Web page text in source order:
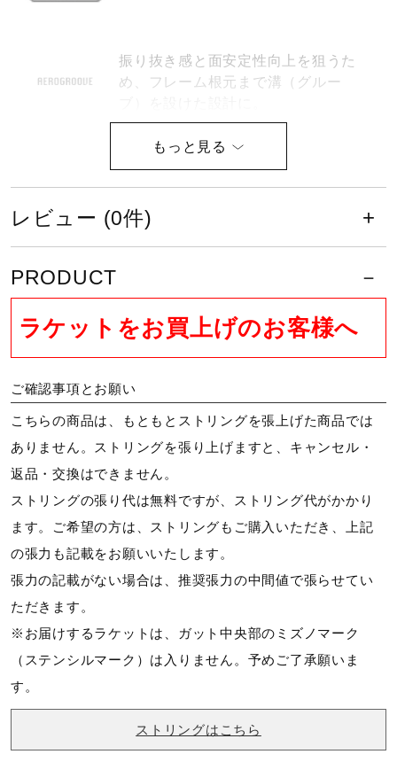
振り抜き感と面安定性向上を狙うた
め、フレーム根元まで溝（グルー
衝撃吸収・振動減衰性に優れた新素
材［VAポリマー］を採用した新グ
す。
す。
サイズ
4U6
■ラケットサイズについて
カラー
素材
高弾性グラファイト＋グラファイト、VAポリマー
原産国
中国製
レビュー (0件)
PRODUCT
ラケットをお買上げのお客様へ
ご確認事項とお願い
こちらの商品は、もともとストリングを張上げた商品では
ありません。ストリングを張り上げますと、キャンセル・
返品・交換はできません。
ストリングの張り代は無料ですが、ストリング代がかかり
ます。ご希望の方は、ストリングもご購入いただき、上記
の張力も記載をお願いいたします。
張力の記載がない場合は、推奨張力の中間値で張らせてい
ただきます。
※お届けするラケットは、ガット中央部のミズノマーク
（ステンシルマーク）は入りません。予めご了承願いま
す。
ストリングはこちら